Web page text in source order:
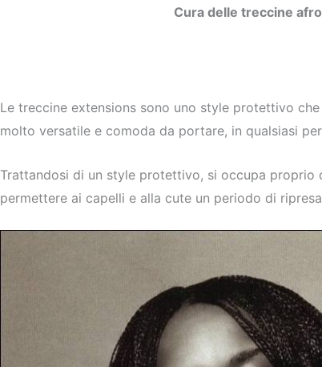
Cura delle treccine
Le treccine extensions sono uno style protettivo
molto versatile e comoda da portare, in qualsiasi
Trattandosi di un style protettivo, si occupa proprio
permettere ai capelli e alla cute un periodo di